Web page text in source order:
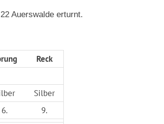
Auerswalde erturnt.
Reck
Silber
6.
9.